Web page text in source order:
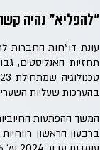
"להפליא" נהיה
תחזיות האנליסטים,
בהערכות שעליות
המשך ההפתעות